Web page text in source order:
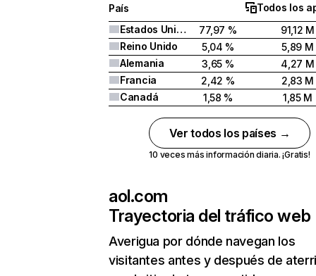
País
Todos los
Estados Unidos
77,97 %
91,12 M
Reino Unido
5,04 %
5,89 M
Alemania
3,65 %
4,27 M
Francia
2,42 %
2,83 M
Canadá
1,58 % 1,85 M
Ver todos los países →
10 veces más información diaria. ¡Gratis!
aol.com
Trayectoria del tráfico web
Averigua por dónde navegan los
visitantes antes y después de